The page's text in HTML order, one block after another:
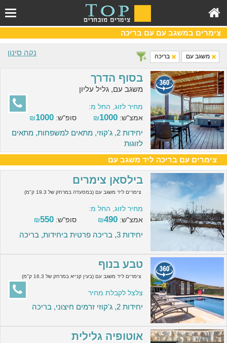
צימרים במשגב עם עם בריכה
נקה סינון משגב עם בריכה
בסוף הדרך
משגב עם, גליל עליון
מחיר לזוג, החל מ:
אמצ"ש:
₪1000 סופ"ש: ₪1000
יחידות 2, ג'קוזי, מתאים למשפחות, מתאים
לזוגות
צימרים עם בריכה ליד משגב עם
בילסאן צימרים
צימרים ליד משגב עם (במסעדה במרחק של 19.3 ק"מ)
מחיר לזוג, החל מ:
אמצ"ש:
₪490 סופ"ש: ₪550
יחידות 3, בריכה פרטית ביחידות, בריכה
טבע בנוף
צימרים ליד משגב עם (בעין קנייא במרחק של 16.3 ק"מ)
צלצל לקבלת מחיר
יחידות 2, ג'קוזי זרמים חיצוני, בריכה
אוטופיה גלילית